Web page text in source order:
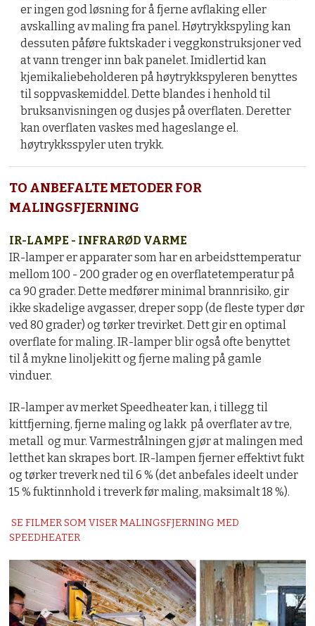
er ingen god løsning for å fjerne avflaking eller
avskalling av maling fra panel. Høytrykkspyling kan
dessuten påføre fuktskader i veggkonstruksjoner ved
at vann trenger inn bak panelet. Imidlertid kan
kjemikaliebeholderen på høytrykkspyleren benyttes
til soppvaskemiddel. Dette blandes i henhold til
bruksanvisningen og dusjes på overflaten. Deretter
kan overflaten vaskes med hageslange el.
høytrykksspyler uten trykk.
TO ANBEFALTE METODER FOR
MALINGSFJERNING
IR-LAMPE - INFRARØD VARME
IR-lamper er apparater som har en arbeidsttemperatur
mellom 100 - 200 grader og en overflatetemperatur på
ca 90 grader. Dette medfører minimal brannrisiko, gir
ikke skadelige avgasser, dreper sopp (de fleste typer dør
ved 80 grader) og tørker trevirket. Dett gir en optimal
overflate for maling. IR-lamper blir også ofte benyttet
til å mykne linoljekitt og fjerne maling på gamle
vinduer.
IR-lamper av merket Speedheater kan, i tillegg til
kittfjerning, fjerne maling og lakk på overflater av tre,
metall og mur. Varmestrålningen gjør at malingen med
letthet kan skrapes bort. IR-lampen fjerner effektivt fukt
og tørker treverk ned til 6 % (det anbefales ideelt under
15 % fuktinnhold i treverk før maling, maksimalt 18 %).
SE FILMER SOM VISER MALINGSFJERNING MED
SPEEDHEATER